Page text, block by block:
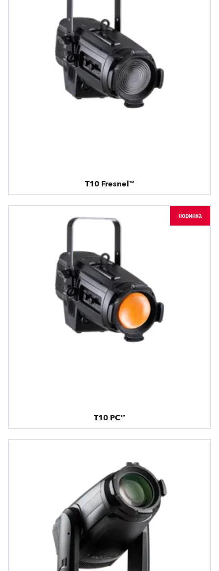
T10 Fresnel™
T10 PC™
новинка